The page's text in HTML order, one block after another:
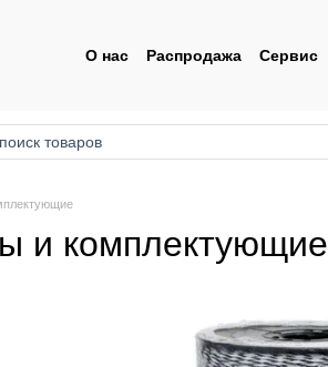
О нас Распродажа Сервис
и комплектующие